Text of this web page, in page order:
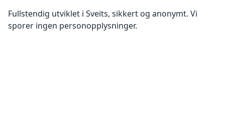
Fullstendig utviklet i Sveits, sikkert og anonymt. Vi
sporer ingen personopplysninger.